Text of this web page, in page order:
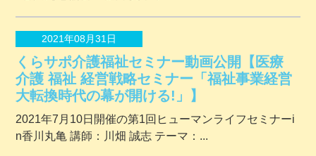
2021年08月31日
くらサポ介護福祉セミナー動画公開【医療
介護 福祉 経営戦略セミナー「福祉事業経営
大転換時代の幕が開ける!」】
2021年7月10日開催の第1回ヒューマンライフセミナーi
n香川丸亀 講師：川畑 誠志 テーマ：...